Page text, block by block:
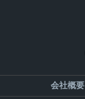
会社概要